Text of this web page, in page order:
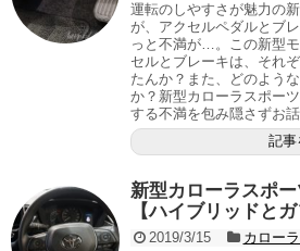
運転のしやすさが魅力の
が、アクセルペダルとブ
っと不満が…。この新型
セルとブレーキは、それ
たんか？また、どのよう
か？新型カローラスポー
する不満を包み隠さずお話
記事
新型カローラスポ
【ハイブリッドと
2019/3/15
カロー